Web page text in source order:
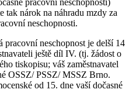
pracovní neschopnosti)
tak nárok na náhradu mzdy za
neschopnosti.
pracovní neschopnost je delší 14
ještě díl IV. (tj. žádost o
tiskopisu; váš zaměstnavatel
OSSZ/ PSSZ/ MSSZ Brno.
od 15. dne vaší dočasné